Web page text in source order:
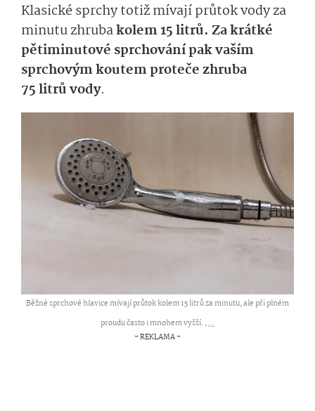
Klasickésprchytotižmí­vajíprůtok vody za
minutu zhrubakolem15litrů. Za krátké
pětiminutové sprchování pak vaším
sprchovým koutem proteče zhruba
75 litrů vody.
Běžné sprchové hlavice mívají průtok kolem 15 litrů za minutu, ale při plném
proudu často i mnohem vyšší. ,...